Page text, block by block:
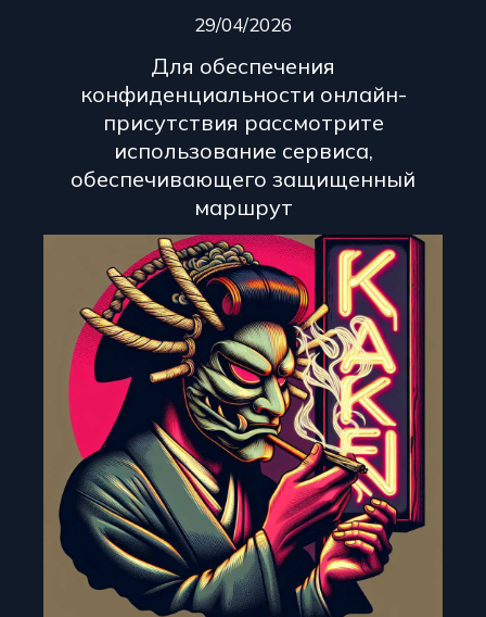
29/04/2026
Для обеспечения
конфиденциальности онлайн-
присутствия рассмотрите
использование сервиса,
обеспечивающего защищенный
маршрут